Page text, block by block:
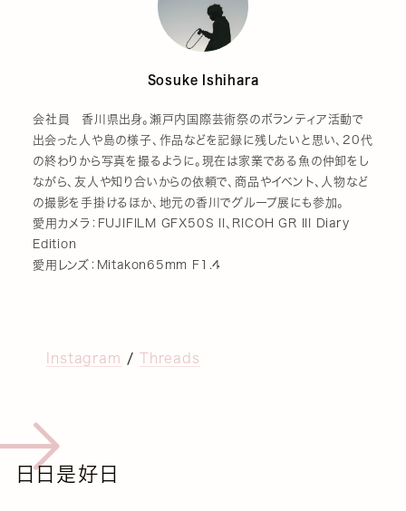
Sosuke Ishihara
会社員 香川県出身。瀬戸内国際芸術祭のボランティア活動で
出会った人や島の様子、作品などを記録に残したいと思い、20代
の終わりから写真を撮るように。現在は家業である魚の仲卸をし
ながら、友人や知り合いからの依頼で、商品やイベント、人物など
の撮影を手掛けるほか、地元の香川でグループ展にも参加。
愛用カメラ：FUJIFILM GFX50S II、RICOH GR III Diary
Edition
愛用レンズ：Mitakon65mm F1.4
Instagram / Threads
日日是好日